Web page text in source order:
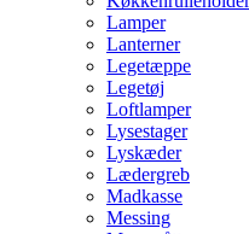
Lamper
Lanterner
Legetæppe
Legetøj
Loftlamper
Lysestager
Lyskæder
Lædergreb
Madkasse
Messing